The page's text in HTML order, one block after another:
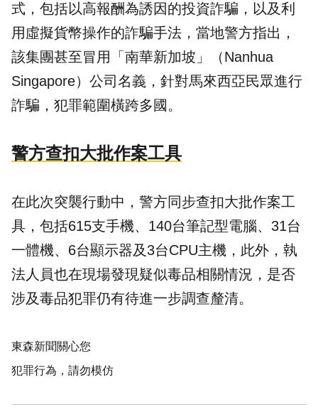
式，包括以高報酬為誘因的投資詐騙，以及利
用虛擬貨幣操作的詐騙手法，當地警方指出，
該集團甚至冒用「南華新加坡」（Nanhua
Singapore）公司名義，針對馬來西亞民眾進行
詐騙，犯罪範圍橫跨多國。
警方查扣大批作案工具
在此次突襲行動中，警方同步查扣大批作案工
具，包括615支手機、140台筆記型電腦、31台
一體機、6台顯示器及3台CPU主機，此外，執
法人員也在現場發現疑似毒品相關情況，是否
涉及毒品犯罪仍有待進一步調查釐清。
東森新聞關心您
犯罪行為，請勿模仿